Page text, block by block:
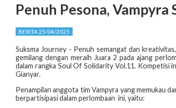
Penuh Pesona,
BERITA 25/04/2025
Suksma Journey - Penuh semangat dan
gemilang dengan meraih Juara 2 pada ajang
dalam rangka Soul Of Solidarity Vol.11. Kompetisi
Gianyar.
Penampilan anggota tim Vampyra yang memukau
berpartisipasi dalam perlombaan ini, yaitu: